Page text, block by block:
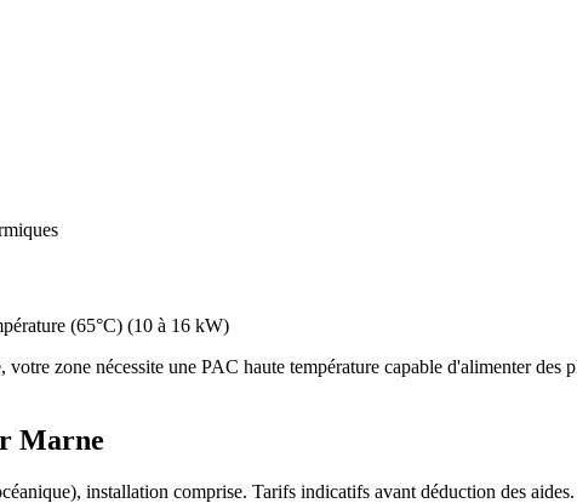
(65°C) (10 à 16 kW)
zone nécessite une PAC haute température capable d'alimenter des
Marne
), installation comprise. Tarifs indicatifs avant déduction des aides.